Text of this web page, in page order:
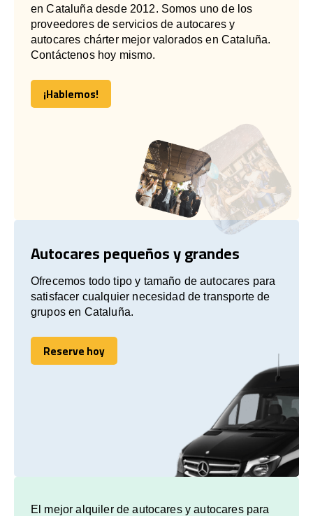
en Cataluña desde 2012. Somos uno de los
proveedores de servicios de autocares y
autocares chárter mejor valorados en Cataluña.
Contáctenos hoy mismo.
¡Hablemos!
¡Hablemos!
Autocares pequeños y grandes
Ofrecemos todo tipo y tamaño de autocares para
satisfacer cualquier necesidad de transporte de
grupos en Cataluña.
Reserve hoy
Reserve hoy
El mejor alquiler de autocares y autocares para